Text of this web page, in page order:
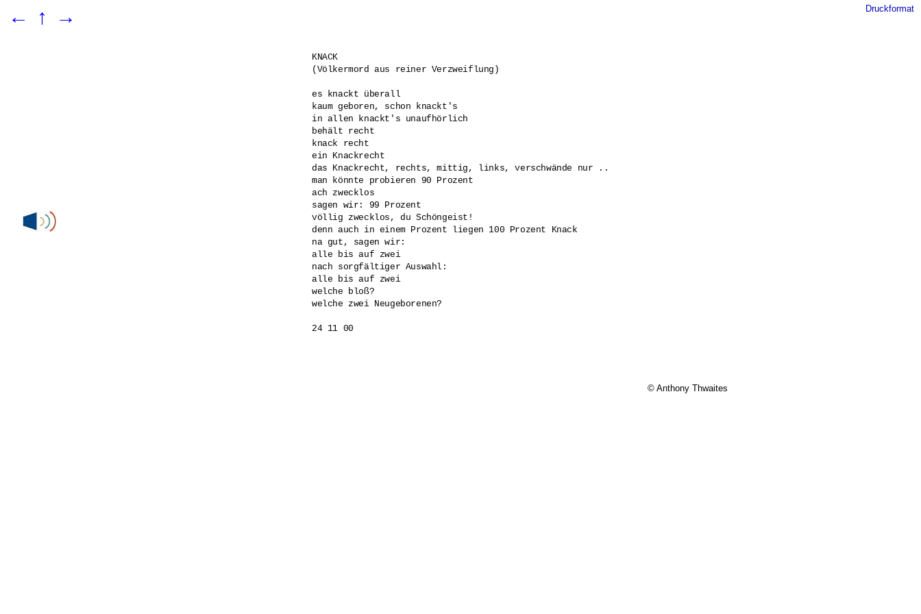
← ↑ → Druckformat
KNACK
(Völkermord aus reiner Verzweiflung)
es knackt überall
kaum geboren, schon knackt's
in allen knackt's unaufhörlich
behält recht
knack recht
ein Knackrecht
das Knackrecht, rechts, mittig, links, verschwände nur ..
man könnte probieren 90 Prozent
ach zwecklos
sagen wir: 99 Prozent
völlig zwecklos, du Schöngeist!
denn auch in einem Prozent liegen 100 Prozent Knack
na gut, sagen wir:
alle bis auf zwei
nach sorgfältiger Auswahl:
alle bis auf zwei
welche bloß?
welche zwei Neugeborenen?
© Anthony Thwaites